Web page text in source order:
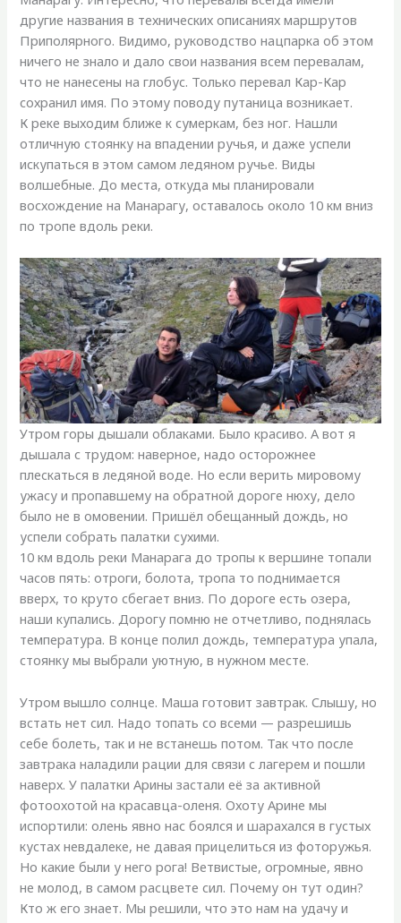
другие названия в технических описаниях маршрутов
Приполярного. Видимо, руководство нацпарка об этом
ничего не знало и дало свои названия всем перевалам,
что не нанесены на глобус. Только перевал Кар-Кар
сохранил имя. По этому поводу путаница возникает.
К реке выходим ближе к сумеркам, без ног. Нашли
отличную стоянку на впадении ручья, и даже успели
искупаться в этом самом ледяном ручье. Виды
волшебные. До места, откуда мы планировали
восхождение на Манарагу, оставалось около 10 км вниз
по тропе вдоль реки.
Утром горы дышали облаками. Было красиво. А вот я
дышала с трудом: наверное, надо осторожнее
плескаться в ледяной воде. Но если верить мировому
ужасу и пропавшему на обратной дороге нюху, дело
было не в омовении. Пришёл обещанный дождь, но
успели собрать палатки сухими.
10 км вдоль реки Манарага до тропы к вершине топали
часов пять: отроги, болота, тропа то поднимается
вверх, то круто сбегает вниз. По дороге есть озера,
наши купались. Дорогу помню не отчетливо, поднялась
температура. В конце полил дождь, температура упала,
стоянку мы выбрали уютную, в нужном месте.
Утром вышло солнце. Маша готовит завтрак. Слышу, но
встать нет сил. Надо топать со всеми — разрешишь
себе болеть, так и не встанешь потом. Так что после
завтрака наладили рации для связи с лагерем и пошли
наверх. У палатки Арины застали её за активной
фотоохотой на красавца-оленя. Охоту Арине мы
испортили: олень явно нас боялся и шарахался в густых
кустах невдалеке, не давая прицелиться из фоторужья.
Но какие были у него рога! Ветвистые, огромные, явно
не молод, в самом расцвете сил. Почему он тут один?
Кто ж его знает. Мы решили, что это нам на удачу и